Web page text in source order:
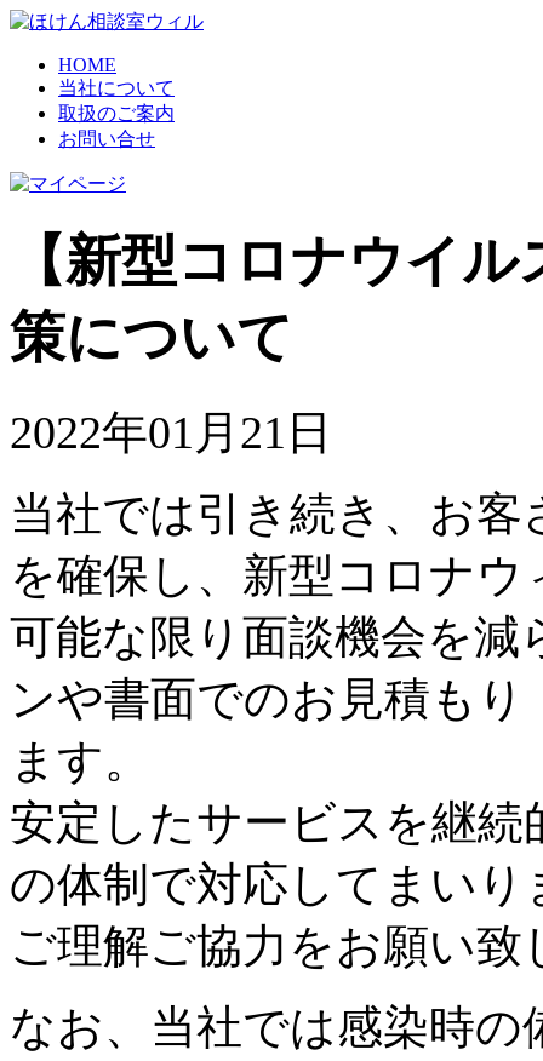
HOME
当社について
取扱のご案内
お問い合せ
【新型コロナウイ
策について
2022年01月21日
当社では引き続き、お
を確保し、新型コロナ
可能な限り面談機会を
ンや書面でのお見積も
ます。
安定したサービスを継
の体制で対応してまいり
ご理解ご協力をお願い致
なお、当社では感染時